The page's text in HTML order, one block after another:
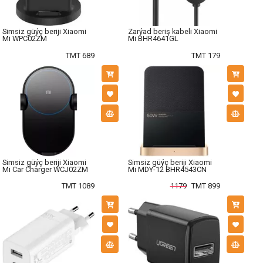
Simsiz güýç beriji Xiaomi
Mi WPC02ZM
TMT 689
Zarýad beriş kabeli Xiaomi
Mi BHR4641GL
TMT 179
Simsiz güýç beriji Xiaomi
Mi Car Charger WCJ02ZM
TMT 1089
Simsiz güýç beriji Xiaomi
Mi MDY-12 BHR4543CN
1179 TMT 899